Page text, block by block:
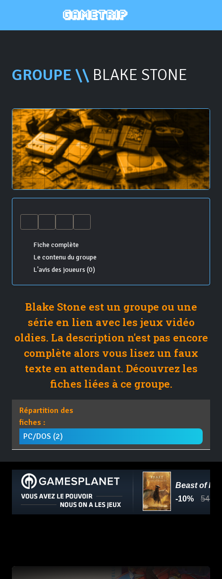
GROUPE \\ BLAKE STONE
Fiche complète
Le contenu du groupe
L'avis des joueurs (0)
Blake Stone est un groupe ou une
série en lien avec les jeux vidéo
oldies. La description n'est pas encore
complète alors vous lisez un faux
texte en attendant. Découvrez les
fiches liées à ce groupe.
Répartition des
fiches :
PC/DOS (2)